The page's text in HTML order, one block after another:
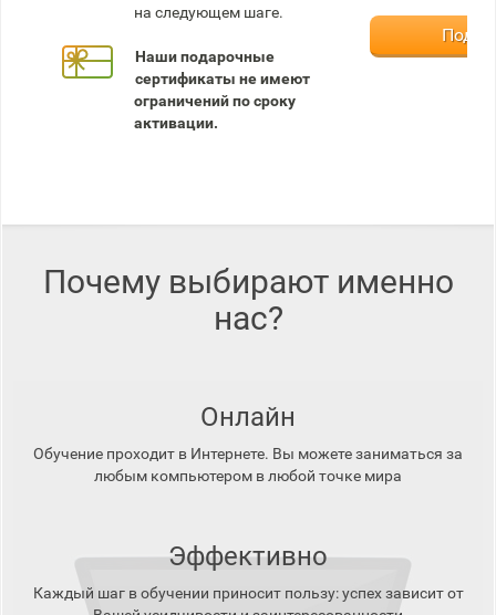
на следующем шаге.
Наши подарочные
сертификаты не имеют
ограничений по сроку
активации.
Почему выбирают именно
нас?
Онлайн
Обучение проходит в Интернете. Вы можете заниматься за
любым компьютером в любой точке мира
Эффективно
Каждый шаг в обучении приносит пользу: успех зависит от